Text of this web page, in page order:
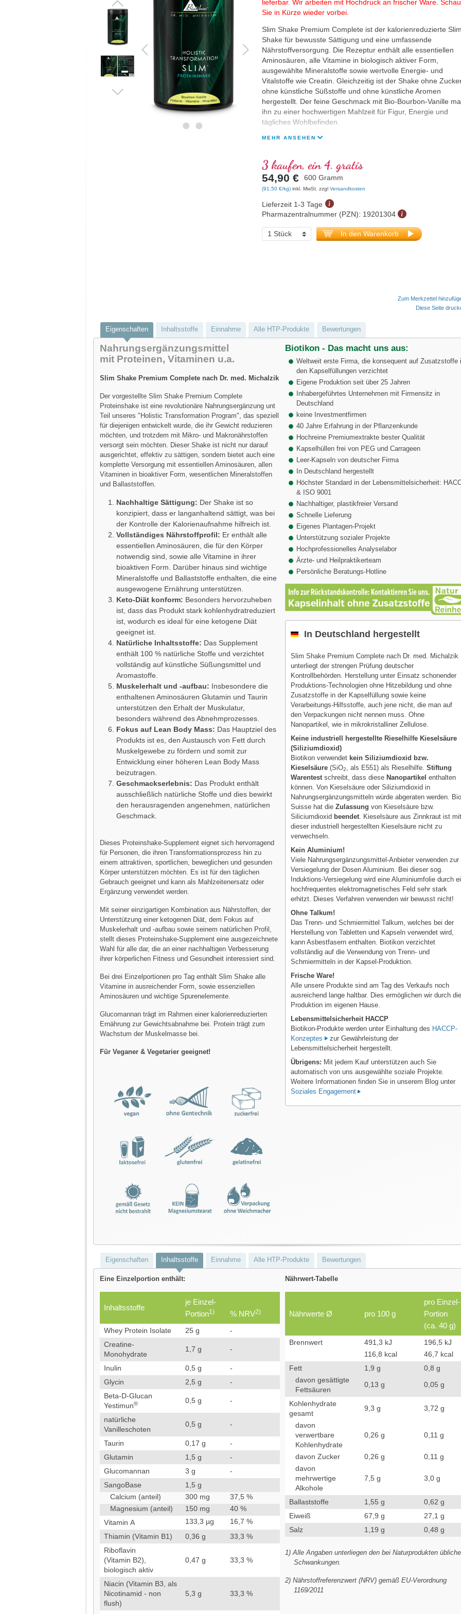
lieferbar. Wir arbeiten mit Hochdruck an frischer Ware.
Sie in Kürze wieder vorbei.
Slim Shake Premium Complete ist der kalorienreduzierte
Shake für bewusste Sättigung und eine umfassende
Nährstoffversorgung. Die Rezeptur enthält alle essentiellen
Aminosäuren, alle Vitamine in biologisch aktiver Form,
ausgewählte Mineralstoffe sowie wertvolle Energie- und
Vitalstoffe wie Creatin. Gleichzeitig ist der Shake ohne
ohne künstliche Süßstoffe und ohne künstliche Aromen
hergestellt. Der feine Geschmack mit Bio-Bourbon-Vanille
ihn zu einer hochwertigen Mahlzeit für Figur, Energie und
tägliches Wohlbefinden.
MEHR ANSEHEN
3 kaufen, ein 4. gratis
54,90 € 600 Gramm
(91,50 €/kg) inkl. MwSt. zzgl Versandkosten
Lieferzeit 1-3 Tage
Pharmazentralnummer (PZN): 19201304
In den Warenkorb
Zum Merkzettel
Diese Seite
Eigenschaften Inhaltsstoffe Einnahme Alle HTP-Produkte Bewertungen
Nahrungsergänzungsmittel
mit Proteinen, Vitaminen u.a.
Slim Shake Premium Complete nach Dr. med. Michalzik
Der vorgestellte Slim Shake Premium Complete
Proteinshake ist eine revolutionäre Nahrungsergänzung unt
Teil unseres "Holistic Transformation Program", das speziell
für diejenigen entwickelt wurde, die ihr Gewicht reduzieren
möchten, und trotzdem mit Mikro- und Makronährstoffen
versorgt sein möchten. Dieser Shake ist nicht nur darauf
ausgerichtet, effektiv zu sättigen, sondern bietet auch eine
komplette Versorgung mit essentiellen Aminosäuren, allen
Vitaminen in bioaktiver Form, wesentlichen Mineralstoffen
und Ballaststoffen.
Nachhaltige Sättigung: Der Shake ist so
konzipiert, dass er langanhaltend sättigt, was bei
der Kontrolle der Kalorienaufnahme hilfreich ist.
Vollständiges Nährstoffprofil: Er enthält alle
essentiellen Aminosäuren, die für den Körper
notwendig sind, sowie alle Vitamine in ihrer
bioaktiven Form. Darüber hinaus sind wichtige
Mineralstoffe und Ballaststoffe enthalten, die eine
ausgewogene Ernährung unterstützen.
Keto-Diät konform: Besonders hervorzuheben
ist, dass das Produkt stark kohlenhydratreduziert
ist, wodurch es ideal für eine ketogene Diät
geeignet ist.
Natürliche Inhaltsstoffe: Das Supplement
enthält 100 % natürliche Stoffe und verzichtet
vollständig auf künstliche Süßungsmittel und
Aromastoffe.
Muskelerhalt und -aufbau: Insbesondere die
enthaltenen Aminosäuren Glutamin und Taurin
unterstützen den Erhalt der Muskulatur,
besonders während des Abnehmprozesses.
Fokus auf Lean Body Mass: Das Hauptziel des
Produkts ist es, den Austausch von Fett durch
Muskelgewebe zu fördern und somit zur
Entwicklung einer höheren Lean Body Mass
beizutragen.
Geschmackserlebnis: Das Produkt enthält
ausschließlich natürliche Stoffe und dies bewirkt
den herausragenden angenehmen, natürlichen
Geschmack.
Dieses Proteinshake-Supplement eignet sich hervorragend
für Personen, die ihren Transformationsprozess hin zu
einem attraktiven, sportlichen, beweglichen und gesunden
Körper unterstützen möchten. Es ist für den täglichen
Gebrauch geeignet und kann als Mahlzeitenersatz oder
Ergänzung verwendet werden.
Mit seiner einzigartigen Kombination aus Nährstoffen, der
Unterstützung einer ketogenen Diät, dem Fokus auf
Muskelerhalt und -aufbau sowie seinem natürlichen Profil,
stellt dieses Proteinshake-Supplement eine ausgezeichnete
Wahl für alle dar, die an einer nachhaltigen Verbesserung
ihrer körperlichen Fitness und Gesundheit interessiert sind.
Bei drei Einzelportionen pro Tag enthält Slim Shake alle
Vitamine in ausreichender Form, sowie essenziellen
Aminosäuren und wichtige Spurenelemente.
Glucomannan trägt im Rahmen einer kalorienreduzierten
Ernährung zur Gewichtsabnahme bei. Protein trägt zum
Wachstum der Muskelmasse bei.
Für Veganer & Vegetarier geeignet!
Biotikon - Das macht uns aus:
Weltweit erste Firma, die konsequent auf Zusatzstoffe
den Kapselfüllungen verzichtet
Eigene Produktion seit über 25 Jahren
Inhabergeführtes Unternehmen mit Firmensitz in
Deutschland
keine Investmentfirmen
40 Jahre Erfahrung in der Pflanzenkunde
Hochreine Premiumextrakte bester Qualität
Kapselhüllen frei von PEG und Carrageen
Leer-Kapseln von deutscher Firma
In Deutschland hergestellt
Höchster Standard in der Lebensmittelsicherheit:
& ISO 9001
Nachhaltiger, plastikfreier Versand
Schnelle Lieferung
Eigenes Plantagen-Projekt
Unterstützung sozialer Projekte
Hochprofessionelles Analyselabor
Ärzte- und Heilpraktikerteam
Persönliche Beratungs-Hotline
In Deutschland hergestellt
Slim Shake Premium Complete nach Dr. med. Michalzik
unterliegt der strengen Prüfung deutscher
Kontrollbehörden. Herstellung unter Einsatz schonender
Produktions-Technologien ohne Hitzebildung und ohne
Zusatzstoffe in der Kapselfüllung sowie keine
Verarbeitungs-Hilfsstoffe, auch jene nicht, die man auf
den Verpackungen nicht nennen muss. Ohne
Nanopartikel, wie in mikrokristalliner Zellulose.
Keine industriell hergestellte Rieselhilfe Kieselsäure
(Siliziumdioxid)
Biotikon verwendet kein Siliziumdioxid bzw.
Kieselsäure (SiO2 , als E551) als Rieselhilfe.Stiftung
Warentest schreibt, dass dieseNanopartikel enthalten
können. Von Kieselsäure oder Siliziumdioxid in
Nahrungsergänzungsmitteln würde abgeraten werden.
Suisse hat dieZulassung von Kieselsäure bzw.
Siliciumdioxid beendet . Kieselsäure aus Zinnkraut ist
dieser industriell hergestellten Kieselsäure nicht zu
verwechseln.
Kein Aluminium!
Viele Nahrungsergänzungsmittel-Anbieter verwenden zur
Versiegelung der Dosen Aluminium. Bei dieser sog.
Induktions-Versiegelung wird eine Aluminiumfolie durch
hochfrequentes elektromagnetisches Feld sehr stark
erhitzt. Dieses Verfahren verwenden wir bewusst nicht!
Ohne Talkum!
Das Trenn- und Schmiermittel Talkum, welches bei der
Herstellung von Tabletten und Kapseln verwendet wird,
kann Asbestfasern enthalten. Biotikon verzichtet
vollständig auf die Verwendung von Trenn- und
Schmiermitteln in der Kapsel-Produktion.
Frische Ware!
Alle unsere Produkte sind am Tag des Verkaufs noch
ausreichend lange haltbar. Dies ermöglichen wir durch
Produktion im eigenen Hause.
Lebensmittelsicherheit HACCP
Biotikon-Produkte werden unter Einhaltung des HACCP-
Konzeptes
zur Gewährleistung der
Lebensmittelsicherheit hergestellt.
Übrigens: Mit jedem Kauf unterstützen auch Sie
automatisch von uns ausgewählte soziale Projekte.
Weitere Informationen finden Sie in unserem Blog unter
Soziales Engagement
Eigenschaften Inhaltsstoffe Einnahme Alle HTP-Produkte Bewertungen
Eine Einzelportion enthält:
Inhaltsstoffe
je Einzel-
Portion1) % NRV2)
Whey Protein Isolate 25 g
-
Creatine-
Monohydrate
1,7 g -
Inulin 0,5 g
-
Glycin
2,5 g
-
Beta-D-Glucan
Yestimun® 0,5 g -
natürliche
Vanilleschoten
0,5 g -
Taurin 0,17 g
-
Glutamin
1,5 g
-
Glucomannan
3 g
-
SangoBase
1,5 g
Calcium (anteil)
300 mg
37,5 %
Magnesium (anteil)
150 mg
40 %
Vitamin A
133,3 µg
16,7 %
Thiamin (Vitamin B1)
0,36 g
33,3 %
Riboflavin
(Vitamin B2),
biologisch aktiv
0,47 g 33,3 %
Niacin (Vitamin B3, als
Nicotinamid - non
flush)
5,3 g 33,3 %
Nährwert-Tabelle
Nährwerte Ø pro 100 g
pro Einzel-
Portion
(ca. 40 g)
Brennwert 491,3 kJ
196,5 kJ
116,8 kcal
46,7 kcal
Fett
1,9 g
0,8 g
davon gesättigte
Fettsäuren
0,13 g 0,05 g
Kohlenhydrate
gesamt
9,3 g 3,72 g
davon
verwertbare
Kohlenhydrate
0,26 g 0,11 g
davon Zucker 0,26 g
0,11 g
davon
mehrwertige
Alkohole
7,5 g 3,0 g
Ballaststoffe 1,55 g
0,62 g
Eiweiß
67,9 g
27,1 g
Salz
1,19 g 0,48 g
1) Alle Angaben unterliegen den bei Naturprodukten
Schwankungen.
2) Nährstoffreferenzwert (NRV) gemäß EU-Verordnung
1169/2011